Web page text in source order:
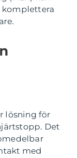
komplettera
lösning för
Det
med